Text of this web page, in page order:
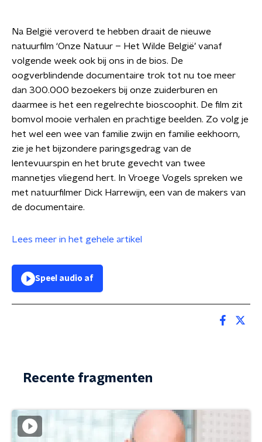
Na België veroverd te hebben draait de nieuwe
natuurfilm ‘Onze Natuur – Het Wilde België’ vanaf
volgende week ook bij ons in de bios. De
oogverblindende documentaire trok tot nu toe meer
dan 300.000 bezoekers bij onze zuiderburen en
daarmee is het een regelrechte bioscoophit. De film zit
bomvol mooie verhalen en prachtige beelden. Zo volg je
het wel een wee van familie zwijn en familie eekhoorn,
zie je het bijzondere paringsgedrag van de
lentevuurspin en het brute gevecht van twee
mannetjes vliegend hert. In Vroege Vogels spreken we
met natuurfilmer Dick Harrewijn, een van de makers van
de documentaire.
Lees meer in het gehele artikel
Speel audio af
Recente fragmenten